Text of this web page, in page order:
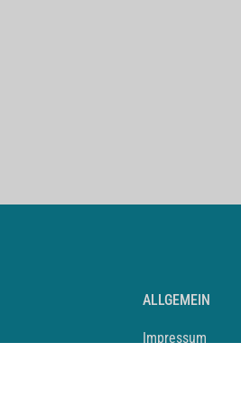
ALLGEMEIN
Impressum